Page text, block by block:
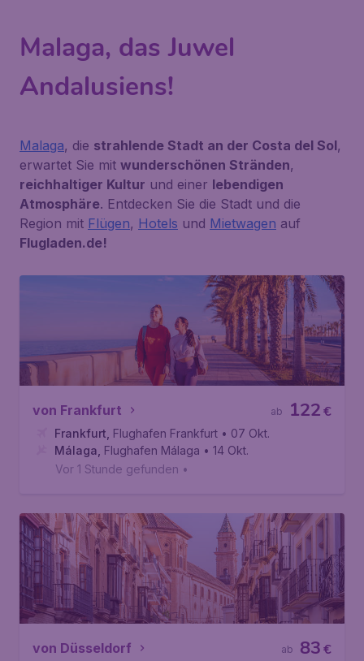
Malaga, das Juwel
Andalusiens!
Malaga, die strahlende Stadt an der Costa del Sol,
erwartet Sie mit wunderschönen Stränden,
reichhaltiger Kultur und einer lebendigen
Atmosphäre. Entdecken Sie die Stadt und die
Region mit Flügen, Hotels und Mietwagen auf
Flugladen.de!
von Frankfurt €
122
ab
Frankfurt Flughafen Frankfurt • 07 Okt.
Málaga Flughafen Málaga • 14 Okt.
Vor 1 Stunde gefunden •
von Düsseldorf €
83
ab